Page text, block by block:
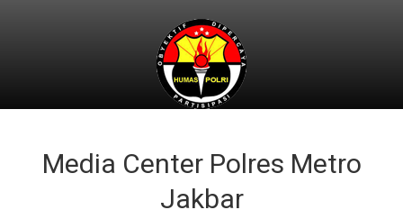
Media Center Polres Metro
Jakbar